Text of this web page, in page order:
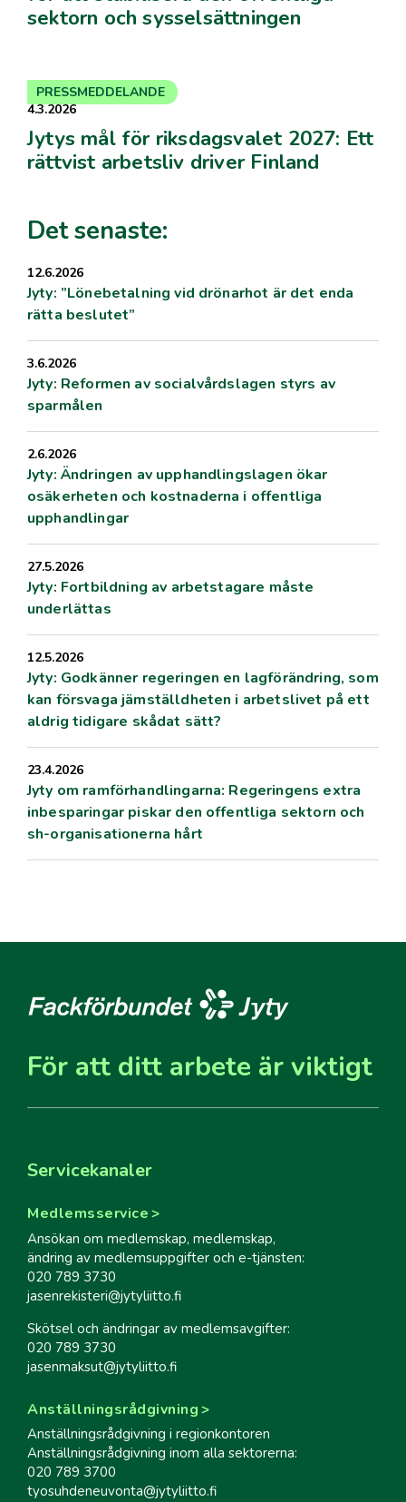
sektorn och sysselsättningen
4.3.2026
Jytys mål för riksdagsvalet 2027: Ett
rättvist arbetsliv driver Finland
PRESSMEDDELANDE
Det senaste:
12.6.2026
Jyty: ”Lönebetalning vid drönarhot är det enda
rätta beslutet”
3.6.2026
Jyty: Reformen av socialvårdslagen styrs av
sparmålen
2.6.2026
Jyty: Ändringen av upphandlingslagen ökar
osäkerheten och kostnaderna i offentliga
upphandlingar
27.5.2026
Jyty: Fortbildning av arbetstagare måste
underlättas
12.5.2026
Jyty: Godkänner regeringen en lagförändring, som
kan försvaga jämställdheten i arbetslivet på ett
aldrig tidigare skådat sätt?
23.4.2026
Jyty om ramförhandlingarna: Regeringens extra
inbesparingar piskar den offentliga sektorn och
sh-organisationerna hårt
För att ditt arbete är viktigt
Servicekanaler
Medlemsservice
Ansökan om medlemskap, medlemskap,
ändring av medlemsuppgifter och e-tjänsten:
020 789 3730
jasenrekisteri@jytyliitto.fi
Skötsel och ändringar av medlemsavgifter:
020 789 3730
jasenmaksut@jytyliitto.fi
Anställningsrådgivning
Anställningsrådgivning i regionkontoren
Anställningsrådgivning inom alla sektorerna:
020 789 3700
tyosuhdeneuvonta@jytyliitto.fi